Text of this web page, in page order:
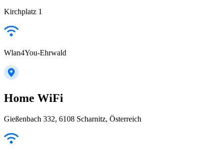
Kirchplatz 1
Wlan4You-Ehrwald
Home WiFi
Gießenbach 332, 6108 Scharnitz, Österreich